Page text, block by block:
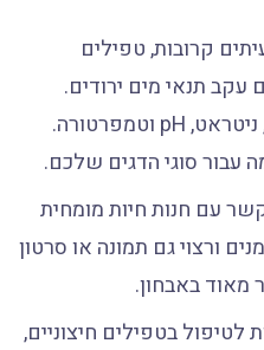
קרובות, טפילים
תנאי מים ירודים.
בדקו רמות אמוניה, ניטריט, ניטראט, pH וטמפרטורה.
עבור סוגי הדגים שלכם.
עם חנות חיות מומחית
ורצוי גם תמונה או סרטון
מאוד באבחון.
בטפילים חיצוניים,